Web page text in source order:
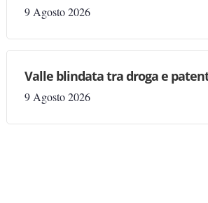
9 Agosto 2026
Valle blindata tra droga e
9 Agosto 2026